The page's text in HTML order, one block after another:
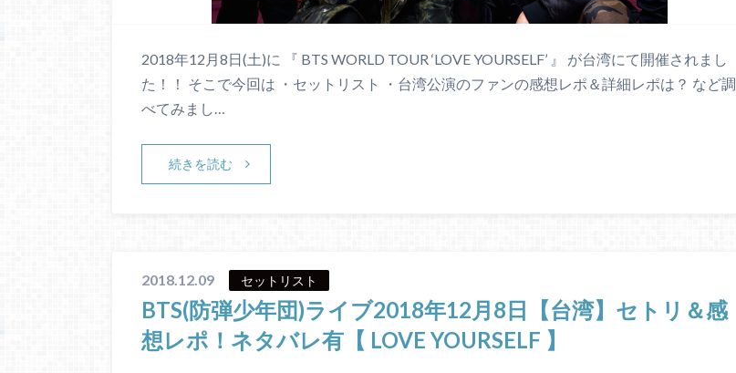
2018年12月8日(土)に 『 BTS WORLD TOUR ‘LOVE YOURSELF’ 』 が台湾にて開催されまし
た！！ そこで今回は ・セットリスト ・台湾公演のファンの感想レポ＆詳細レポは？ など調
べてみまし…
続きを読む
2018.12.09 セットリスト
BTS(防弾少年団)ライブ2018年12月8日【台湾】セトリ＆感
想レポ！ネタバレ有【 LOVE YOURSELF 】